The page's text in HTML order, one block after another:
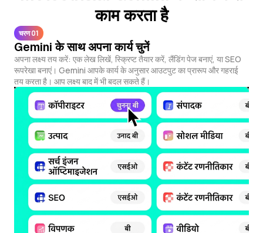
काम करता है
चरण 01
Gemini के साथ अपना कार्य चुनें
अपना लक्ष्य तय करें: एक लेख लिखें, स्क्रिप्ट तैयार करें, लैंडिंग पेज बनाएं, या SEO
रूपरेखा बनाएं। Gemini आपके कार्य के अनुसार आउटपुट का प्रारूप और गहराई
तय करता है। आप लक्ष्य बाद में भी बदल सकते हैं।